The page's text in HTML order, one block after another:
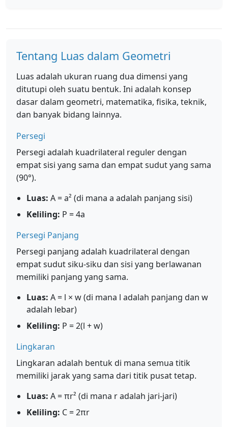
Tentang Luas dalam Geometri
Luas adalah ukuran ruang dua dimensi yang
ditutupi oleh suatu bentuk. Ini adalah konsep
dasar dalam geometri, matematika, fisika, teknik,
dan banyak bidang lainnya.
Persegi
Persegi adalah kuadrilateral reguler dengan
empat sisi yang sama dan empat sudut yang sama
(90°).
Luas: A = a² (di mana a adalah panjang sisi)
Keliling: P = 4a
Persegi Panjang
Persegi panjang adalah kuadrilateral dengan
empat sudut siku-siku dan sisi yang berlawanan
memiliki panjang yang sama.
Luas: A = l × w (di mana l adalah panjang dan w
adalah lebar)
Keliling: P = 2(l + w)
Lingkaran
Lingkaran adalah bentuk di mana semua titik
memiliki jarak yang sama dari titik pusat tetap.
Luas: A = πr² (di mana r adalah jari-jari)
Keliling: C = 2πr